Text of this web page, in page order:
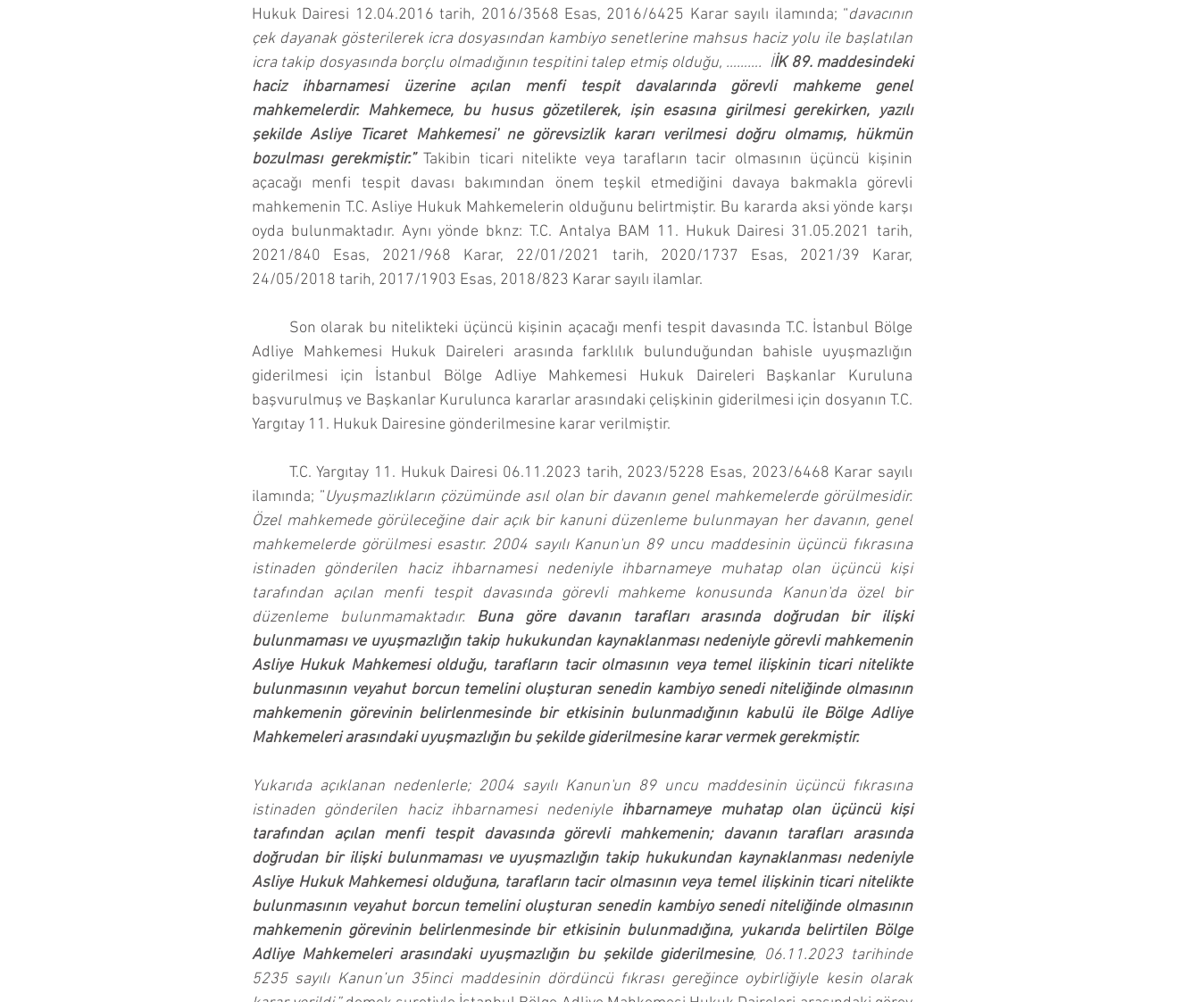
Hukuk Dairesi 12.04.2016 tarih, 2016/3568 Esas, 2016/6425 Karar sayılı ilamında; “davacının
çek dayanak gösterilerek icra dosyasından kambiyo senetlerine mahsus haciz yolu ile başlatılan
icra takip dosyasında borçlu olmadığının tespitini talep etmiş olduğu, ……….  İİK 89. maddesindeki
haciz ihbarnamesi üzerine açılan menfi tespit davalarında görevli mahkeme genel
mahkemelerdir. Mahkemece, bu husus gözetilerek, işin esasına girilmesi gerekirken, yazılı
şekilde Asliye Ticaret Mahkemesi' ne görevsizlik kararı verilmesi doğru olmamış, hükmün
bozulması gerekmiştir.” Takibin ticari nitelikte veya tarafların tacir olmasının üçüncü kişinin
açacağı menfi tespit davası bakımından önem teşkil etmediğini davaya bakmakla görevli
mahkemenin T.C. Asliye Hukuk Mahkemelerin olduğunu belirtmiştir. Bu kararda aksi yönde karşı
oyda bulunmaktadır. Aynı yönde bknz: T.C. Antalya BAM 11. Hukuk Dairesi 31.05.2021 tarih,
2021/840 Esas, 2021/968 Karar, 22/01/2021 tarih, 2020/1737 Esas, 2021/39 Karar,
24/05/2018 tarih, 2017/1903 Esas, 2018/823 Karar sayılı ilamlar.
Son olarak bu nitelikteki üçüncü kişinin açacağı menfi tespit davasında T.C. İstanbul Bölge
Adliye Mahkemesi Hukuk Daireleri arasında farklılık bulunduğundan bahisle uyuşmazlığın
giderilmesi için İstanbul Bölge Adliye Mahkemesi Hukuk Daireleri Başkanlar Kuruluna
başvurulmuş ve Başkanlar Kurulunca kararlar arasındaki çelişkinin giderilmesi için dosyanın T.C.
Yargıtay 11. Hukuk Dairesine gönderilmesine karar verilmiştir.
T.C. Yargıtay 11. Hukuk Dairesi 06.11.2023 tarih, 2023/5228 Esas, 2023/6468 Karar sayılı
ilamında; ”Uyuşmazlıkların çözümünde asıl olan bir davanın genel mahkemelerde görülmesidir.
Özel mahkemede görüleceğine dair açık bir kanuni düzenleme bulunmayan her davanın, genel
mahkemelerde görülmesi esastır. 2004 sayılı Kanun'un 89 uncu maddesinin üçüncü fıkrasına
istinaden gönderilen haciz ihbarnamesi nedeniyle ihbarnameye muhatap olan üçüncü kişi
tarafından açılan menfi tespit davasında görevli mahkeme konusunda Kanun'da özel bir
düzenleme bulunmamaktadır. Buna göre davanın tarafları arasında doğrudan bir ilişki
bulunmaması ve uyuşmazlığın takip hukukundan kaynaklanması nedeniyle görevli mahkemenin
Asliye Hukuk Mahkemesi olduğu, tarafların tacir olmasının veya temel ilişkinin ticari nitelikte
bulunmasının veyahut borcun temelini oluşturan senedin kambiyo senedi niteliğinde olmasının
mahkemenin görevinin belirlenmesinde bir etkisinin bulunmadığının kabulü ile Bölge Adliye
Mahkemeleri arasındaki uyuşmazlığın bu şekilde giderilmesine karar vermek gerekmiştir.
Yukarıda açıklanan nedenlerle; 2004 sayılı Kanun'un 89 uncu maddesinin üçüncü fıkrasına
istinaden gönderilen haciz ihbarnamesi nedeniyle ihbarnameye muhatap olan üçüncü kişi
tarafından açılan menfi tespit davasında görevli mahkemenin; davanın tarafları arasında
doğrudan bir ilişki bulunmaması ve uyuşmazlığın takip hukukundan kaynaklanması nedeniyle
Asliye Hukuk Mahkemesi olduğuna, tarafların tacir olmasının veya temel ilişkinin ticari nitelikte
bulunmasının veyahut borcun temelini oluşturan senedin kambiyo senedi niteliğinde olmasının
mahkemenin görevinin belirlenmesinde bir etkisinin bulunmadığına, yukarıda belirtilen Bölge
Adliye Mahkemeleri arasındaki uyuşmazlığın bu şekilde giderilmesine, 06.11.2023 tarihinde
5235 sayılı Kanun’un 35inci maddesinin dördüncü fıkrası gereğince oybirliğiyle kesin olarak